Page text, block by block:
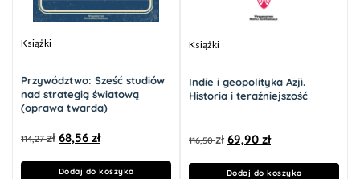
Książki
Przywództwo: Sześć studiów
nad strategią światową
(oprawa twarda)
114,27zł 68,56 zł
Dodaj do koszyka
Książki
Indie i geopolityka Azji.
Historia i teraźniejszość
116,50zł 69,90 zł
Dodaj do koszyka